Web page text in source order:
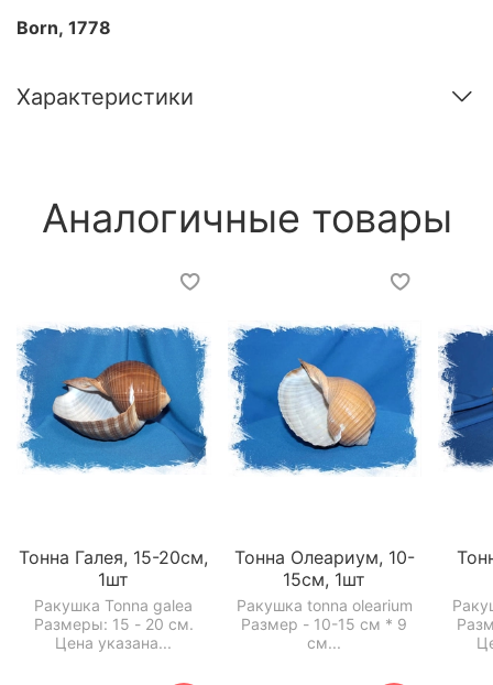
Born, 1778
Характеристики
Аналогичные товары
Тонна Галея, 15-20см,
1шт
Ракушка Tonna galea
Размеры: 15 - 20 см.
Цена указана...
Тонна Олеариум, 10-
15см, 1шт
Ракушка tonna olearium
Размер - 10-15 см * 9
см...